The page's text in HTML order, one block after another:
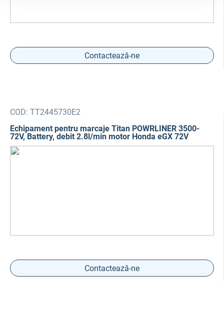
Contactează-ne
COD: TT2445730E2
Echipament pentru marcaje Titan POWRLINER 3500-
72V, Battery, debit 2.8l/min motor Honda eGX 72V
Contactează-ne